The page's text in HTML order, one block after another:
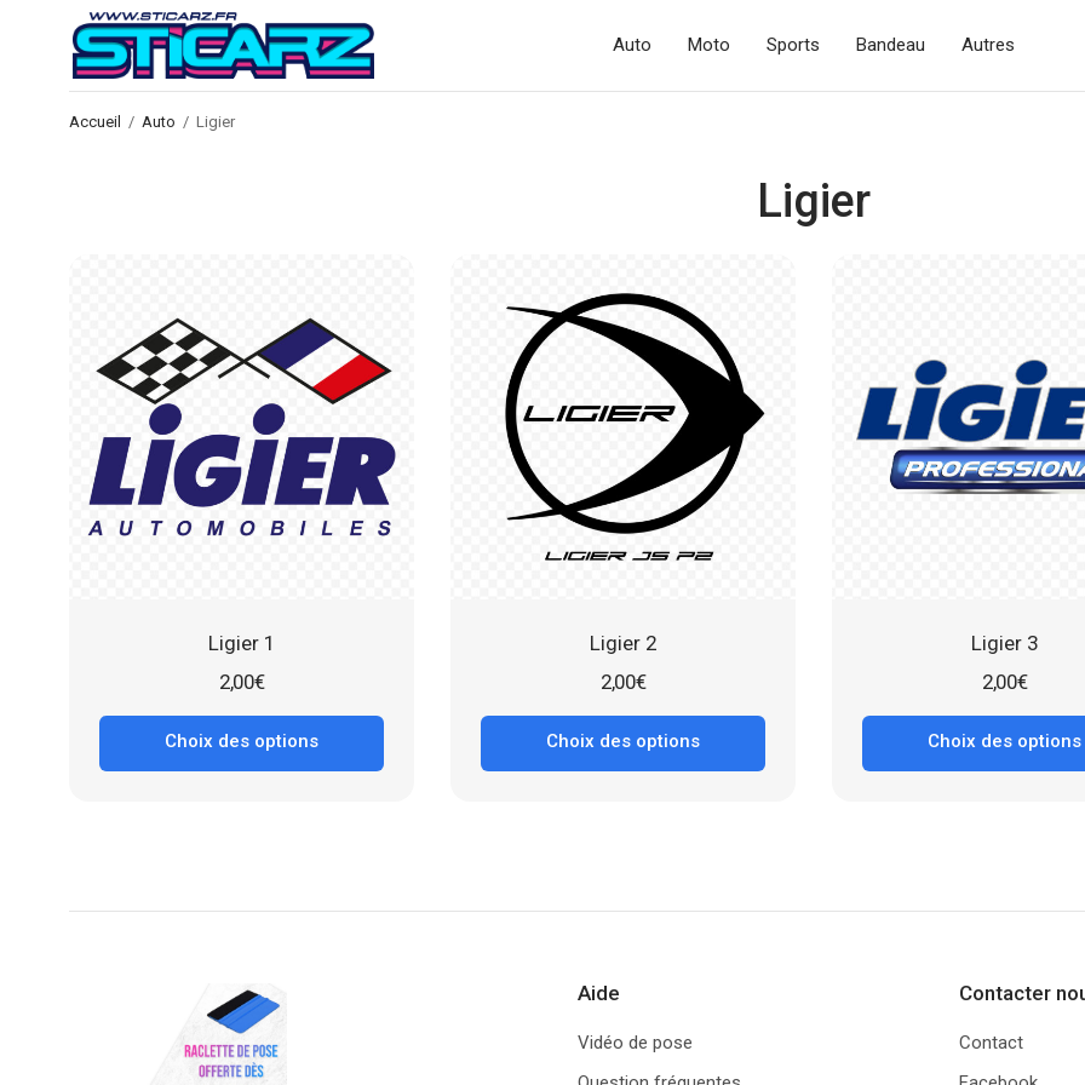
Auto Moto Sports Bandeau Autres
Accueil / Auto / Ligier
Ligier
Ligier 1
2,00€
Choix des options
Ligier 2
2,00€
Choix des options
Ligier 3
2,00€
Choix des options
Aide
Vidéo de pose
Contacter
Contact